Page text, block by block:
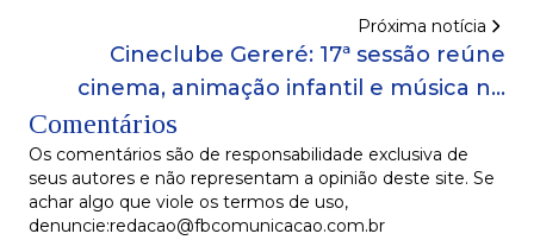
Próxima notícia
Cineclube Gereré: 17ª sessão reúne
cinema, animação infantil e música no
Comentários
Os comentários são de responsabilidade exclusiva de
seus autores e não representam a opinião deste site. Se
achar algo que viole os termos de uso,
denuncie:redacao@fbcomunicacao.com.br